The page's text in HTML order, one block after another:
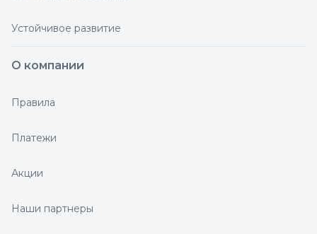
Устойчивое развитие
О компании
Правила
Платежи
Акции
Наши партнеры